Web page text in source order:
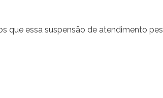
que essa suspensão de atendimento